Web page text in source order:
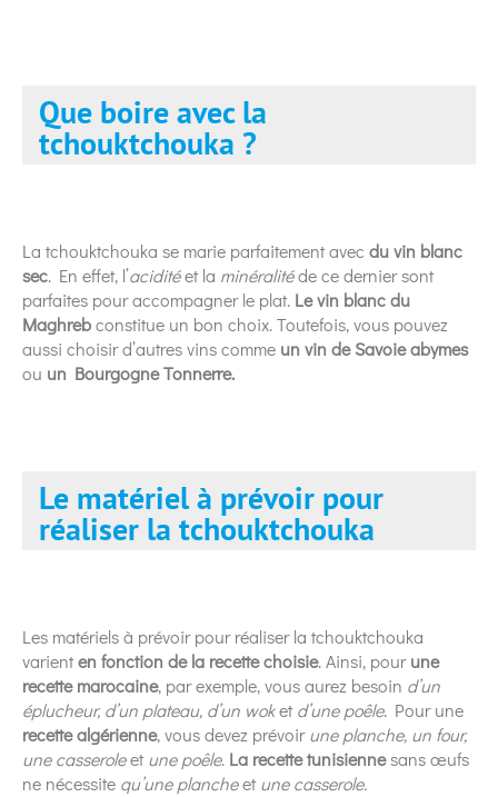
Que boire avec la
tchouktchouka ?
La tchouktchouka se marie parfaitement avec du vin blanc
sec. En effet, l’aciditéet la minéralitéde ce dernier sont
parfaites pour accompagner le plat. Le vin blanc du
Maghrebconstitue un bon choix. Toutefois, vous pouvez
aussi choisir d’autres vins comme un vin de Savoie abymes
ou un Bourgogne Tonnerre.
Le matériel à prévoir pour
réaliser la tchouktchouka
Les matériels à prévoir pour réaliser la tchouktchouka
varienten fonction de la recette choisie. Ainsi, pourune
recette marocaine, par exemple, vous aurez besoin d’un
éplucheur, d’un plateau, d’un woketd’une poêle. Pour une
recette algérienne, vous devez prévoirune planche, un four,
une casseroleetune poêle. La recette tunisiennesans œufs
ne nécessite qu’une plancheetune casserole.